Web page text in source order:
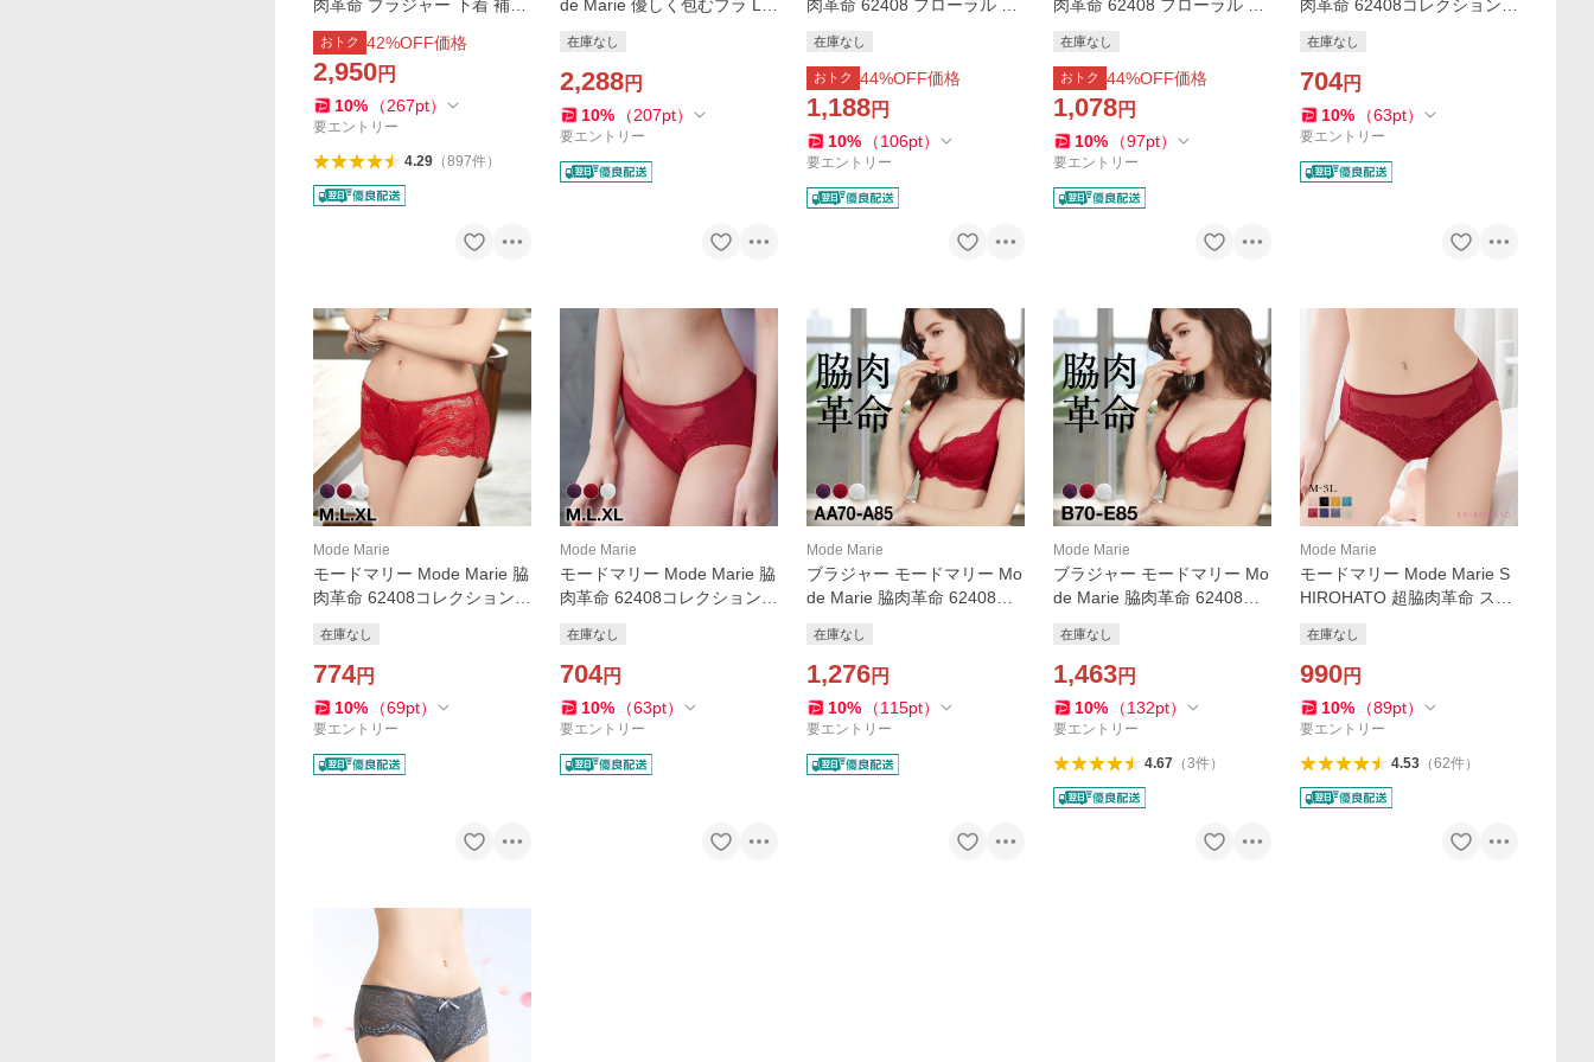
肉革命 ブラジャー 下着 補正
下着 補正 補整 62408コレク
ション 3/4カップ 谷間メイク
脇高 補正 補正下着
おトク 42%OFF価格
2,950円
10% （267pt）
要エントリー
4.29（897件）
de Marie 優しく包むブラ La
脇肉革命 大きいサイズ
在庫なし
2,288円
10% （207pt）
要エントリー
肉革命 62408 フローラル コ
ツ M L XL
在庫なし
おトク 44%OFF価格
1,188円
10% （106pt）
要エントリー
肉革命 62408 フローラル コ
M L XL
在庫なし
おトク 44%OFF価格
1,078円
10% （97pt）
要エントリー
肉革命 62408コレクション T
U WH
在庫なし
704円
10% （63pt）
要エントリー
Mode Marie
モードマリー Mode Marie 脇
肉革命 62408コレクション
ツ M L XL RE WH PU
在庫なし
774円
10% （69pt）
要エントリー
Mode Marie
モードマリー Mode Marie 脇
肉革命 62408コレクション
U
在庫なし
704円
10% （63pt）
要エントリー
Mode Marie
ブラジャー モードマリー Mo
de Marie 脇肉革命 62408コ
補正
在庫なし
1,276円
10% （115pt）
要エントリー
Mode Marie
ブラジャー モードマリー Mo
de Marie 脇肉革命 62408コ
補整 下着
在庫なし
1,463円
10% （132pt）
要エントリー
4.67（3件）
Mode Marie
モードマリー Mode Marie S
HIROHATO 超脇肉革命 スタ
レース 単品 大きいサイズ
在庫なし
990円
10% （89pt）
要エントリー
4.53（62件）